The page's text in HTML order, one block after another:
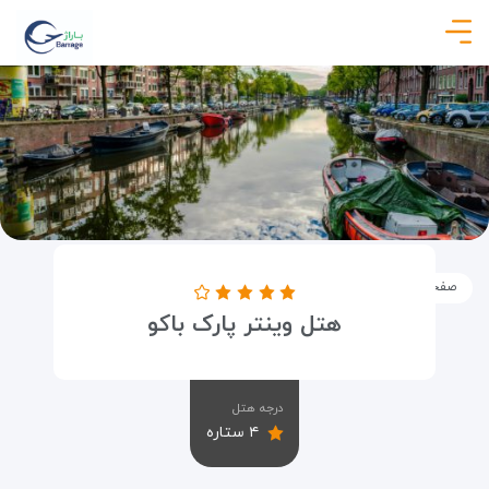
صفحه نخست اقامتگاه ها هتل وینتر پارک باکو
هتل وینتر پارک باکو
درجه هتل